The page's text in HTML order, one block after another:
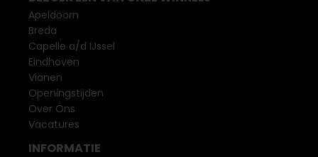
Apeldoorn
Breda
Capelle a/d IJssel
Eindhoven
Vianen
Openingstijden
Over Ons
Vacatures
INFORMATIE